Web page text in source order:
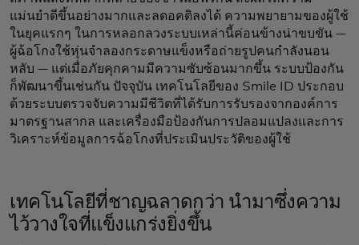
แม่นยำดีขึ้นอย่างมากและลดอคติลงได้ ความพยายามของผู้ใช้
ในยุคแรกๆ ในการหลอกลวงระบบเหล่านี้ค่อนข้างน่าขบขัน —
ผู้ฉ้อโกงใช้หุ่นจำลองกระดาษแข็งหรือถ่ายรูปคนกำลังนอน
หลับ — แต่เมื่อภัยคุกคามมีความซับซ้อนมากขึ้น ระบบป้องกัน
ก็พัฒนาขึ้นเช่นกัน ปัจจุบัน เทคโนโลยีของ Smile ID ประกอบ
ด้วยระบบตรวจจับความมีชีวิตที่ได้รับการรับรองจากองค์การ
มาตรฐานสากล และเครื่องมือป้องกันการปลอมแปลงและการ
วิเคราะห์ข้อมูลการฉ้อโกงที่ประเมินประวัติของผู้ใช้
เทคโนโลยีที่ชาญฉลาดกว่า นำมาซึ่งความ
ไว้วางใจที่แข็งแกร่งยิ่งขึ้น